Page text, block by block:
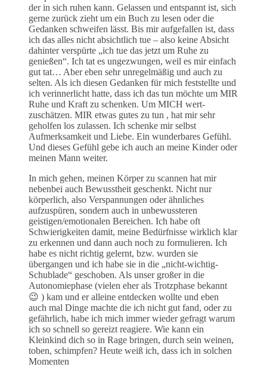
der in sich ruhen kann. Gelassen und entspannt ist, sich
gerne zurück zieht um ein Buch zu lesen oder die
Gedanken schweifen lässt. Bis mir aufgefallen ist, dass
ich das alles nicht absichtlich tue – also keine Absicht
dahinter verspürte „ich tue das jetzt um Ruhe zu
genießen“. Ich tat es ungezwungen, weil es mir einfach
gut tat… Aber eben sehr unregelmäßig und auch zu
selten. Als ich diesen Gedanken für mich feststellte und
ich verinnerlicht hatte, dass ich das tun möchte um MIR
Ruhe und Kraft zu schenken. Um MICH wert-
zuschätzen. MIR etwas gutes zu tun , hat mir sehr
geholfen los zulassen. Ich schenke mir selbst
Aufmerksamkeit und Liebe. Ein wunderbares Gefühl.
Und dieses Gefühl gebe ich auch an meine Kinder oder
meinen Mann weiter.
In mich gehen, meinen Körper zu scannen hat mir
nebenbei auch Bewusstheit geschenkt. Nicht nur
körperlich, also Verspannungen oder ähnliches
aufzuspüren, sondern auch in unbewussteren
geistigen/emotionalen Bereichen. Ich habe oft
Schwierigkeiten damit, meine Bedürfnisse wirklich klar
zu erkennen und dann auch noch zu formulieren. Ich
habe es nicht richtig gelernt, bzw. wurden sie
übergangen und ich habe sie in die „nicht-wichtig-
Schublade“ geschoben. Als unser großer in die
Autonomiephase (vielen eher als Trotzphase bekannt
😉 ) kam und er alleine entdecken wollte und eben
auch mal Dinge machte die ich nicht gut fand, oder zu
gefährlich, habe ich mich immer wieder gefragt warum
ich so schnell so gereizt reagiere. Wie kann ein
Kleinkind dich so in Rage bringen, durch sein weinen,
toben, schimpfen? Heute weiß ich, dass ich in solchen
Momenten